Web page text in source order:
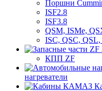
Поршни
ISF2.8
ISF3.8
QSM, ISMe,
ISC, QSC, QSL,
КПП ZF
нагреватели